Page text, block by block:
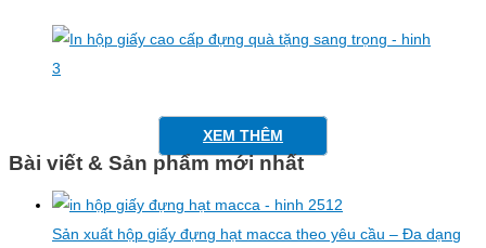
XEM THÊM
Bài viết & Sản phẩm mới nhất
Sản xuất hộp giấy đựng hạt macca theo yêu cầu – Đa dạng